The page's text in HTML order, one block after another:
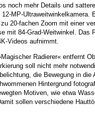
noch mehr Details und
MP-
20-fachen Zoom mit einer
mit 84-Grad-Weitwinkel. Das
Videos aufnimmt.
Radierer« entfernt
soll nicht mehr
die Bewegung in die
Hintergrund
Motiven, wie etwa
sollen verschiedene